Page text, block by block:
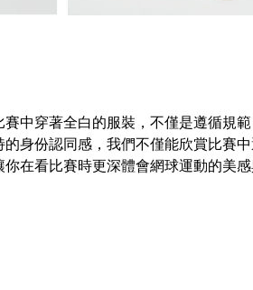
中穿著全白的服裝，不僅是遵循規
身份認同感，我們不僅能欣賞比賽
在看比賽時更深體會網球運動的美感